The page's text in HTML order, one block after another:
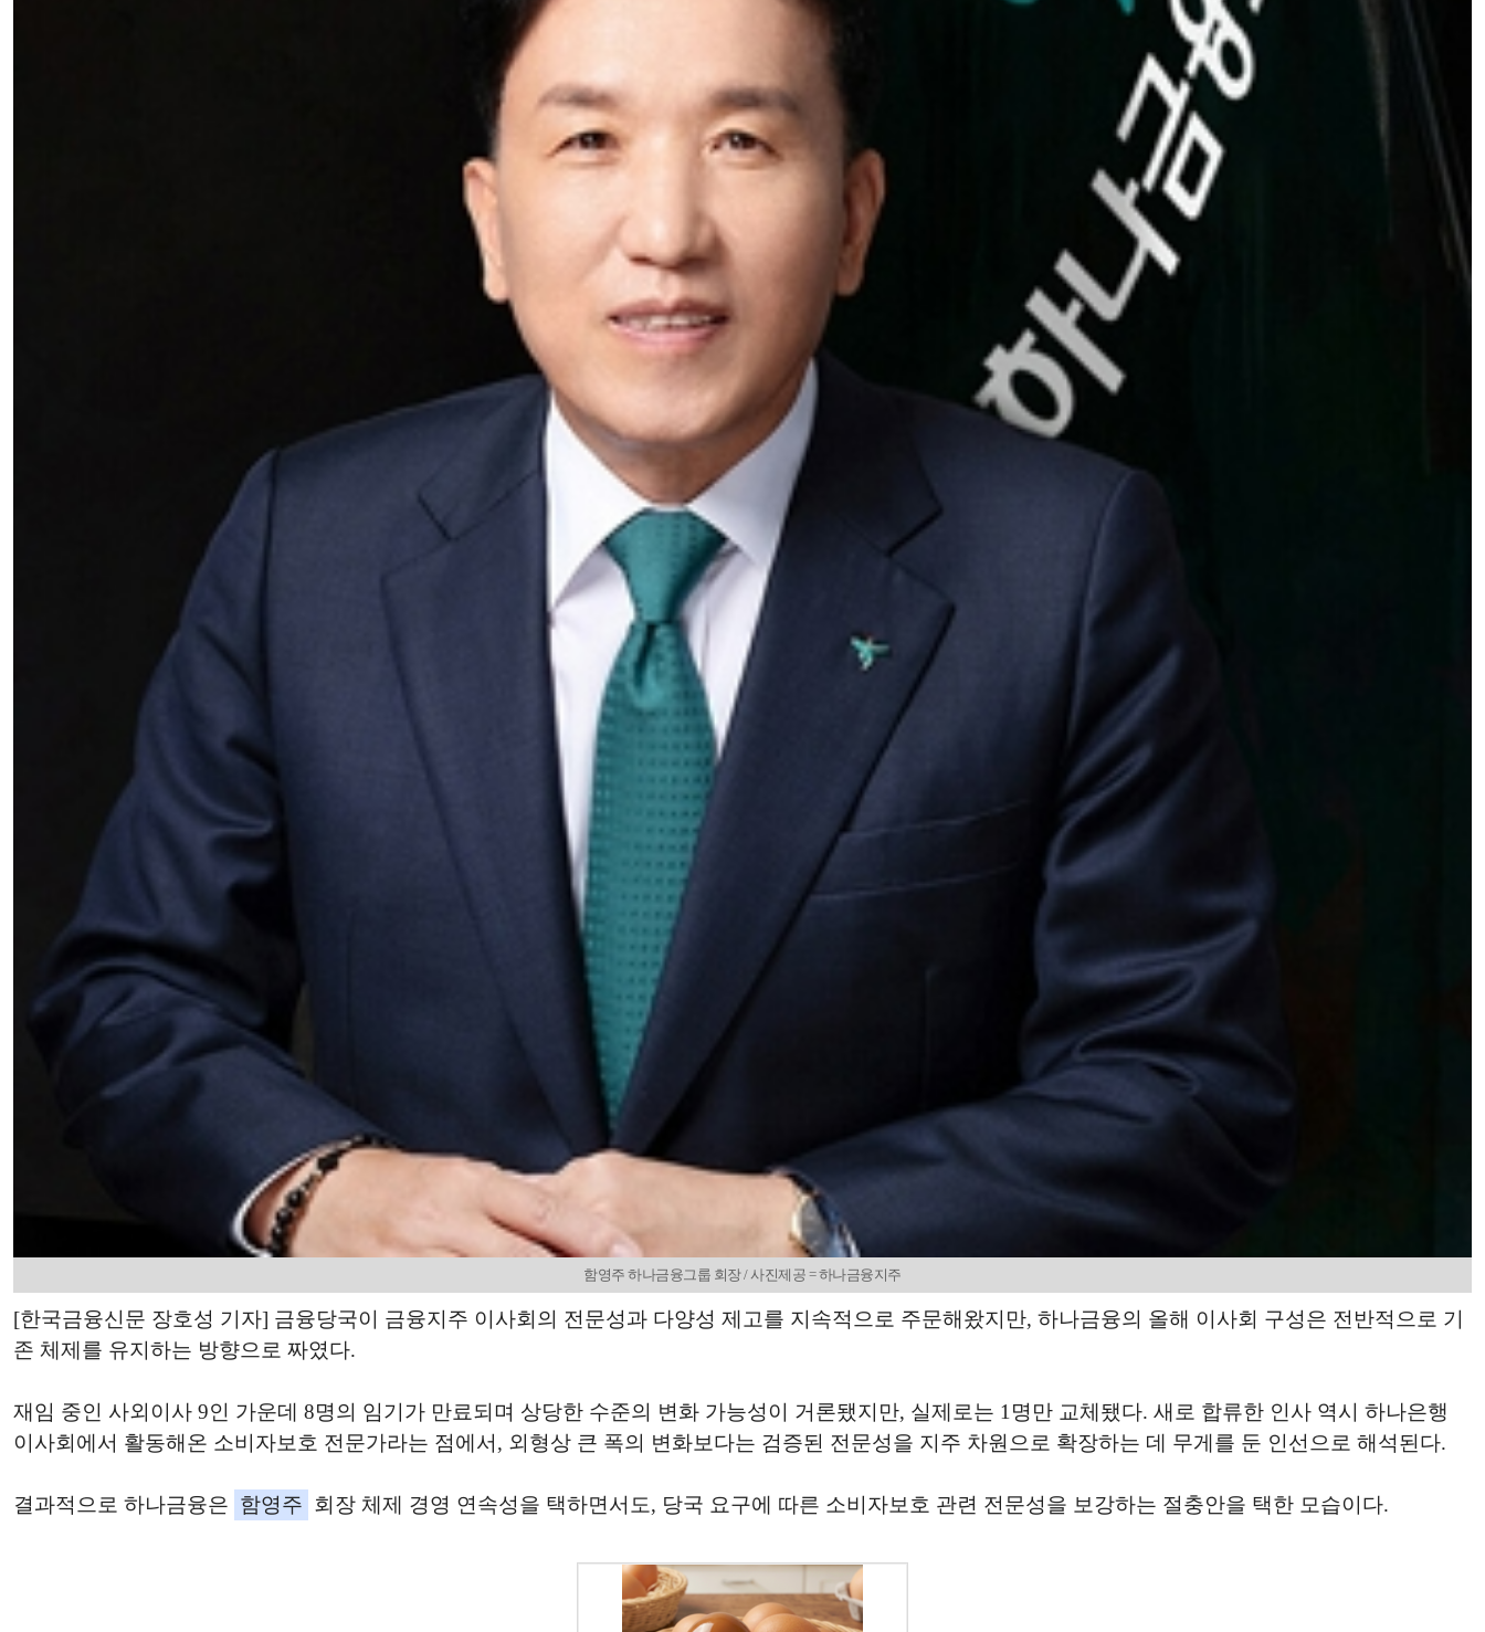
함영주 하나금융그룹 회장 / 사진제공 = 하나금융지주
[한국금융신문 장호성 기자] 금융당국이 금융지주 이사회의 전문성과 다양성 제고를 지속적으로 주문해왔지만, 하나금융의 올해 이사회 구성은 전반적으로 기
존 체제를 유지하는 방향으로 짜였다.
재임 중인 사외이사 9인 가운데 8명의 임기가 만료되며 상당한 수준의 변화 가능성이 거론됐지만, 실제로는 1명만 교체됐다. 새로 합류한 인사 역시 하나은행
이사회에서 활동해온 소비자보호 전문가라는 점에서, 외형상 큰 폭의 변화보다는 검증된 전문성을 지주 차원으로 확장하는 데 무게를 둔 인선으로 해석된다.
결과적으로 하나금융은 함영주 회장 체제 경영 연속성을 택하면서도, 당국 요구에 따른 소비자보호 관련 전문성을 보강하는 절충안을 택한 모습이다.